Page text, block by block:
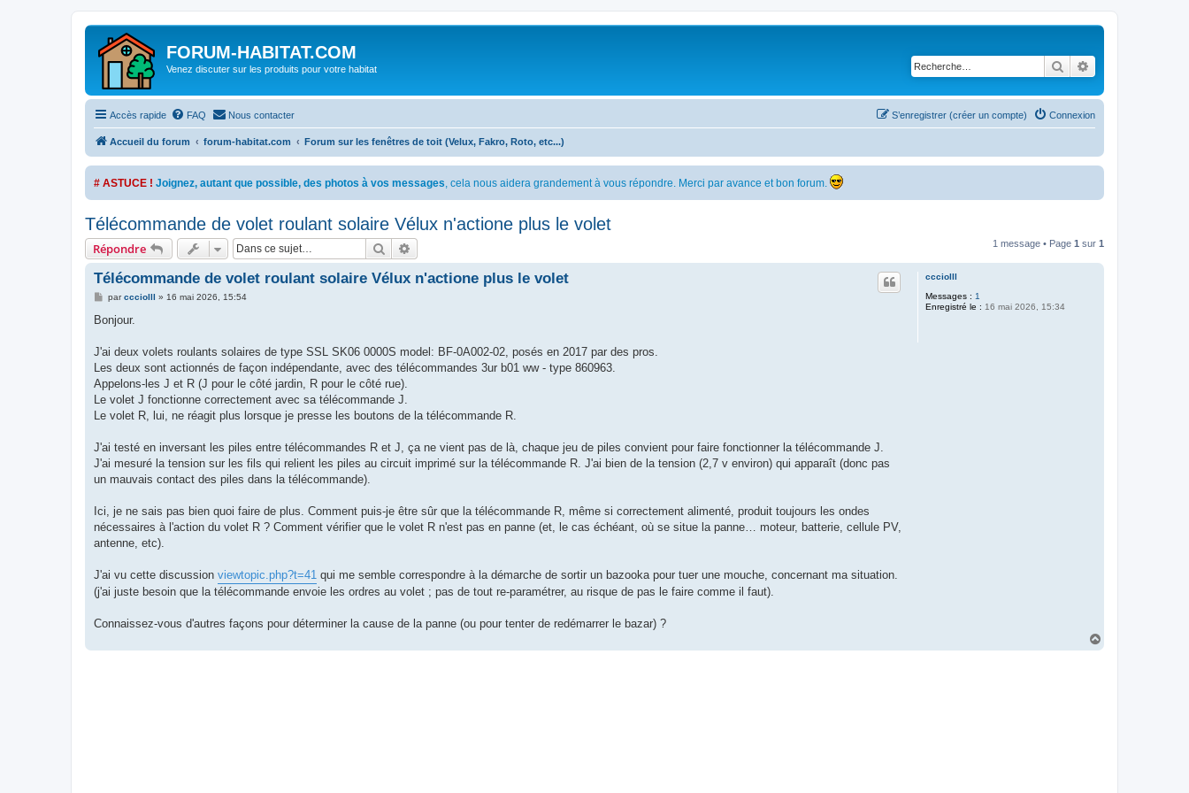
FORUM-HABITAT.COM
Venez discuter sur les produits pour votre habitat Rechercher
Accès rapide FAQ Nous contacter Connexion
S’enregistrer (créer un compte)
Accueil du forum forum-habitat.com Forum sur les fenêtres de toit (Velux, Fakro, Roto, etc...)
# ASTUCE ! Joignez, autant que possible, des photos à vos messages, cela nous aidera grandement à vous répondre. Merci par avance et bon forum.
Télécommande de volet roulant solaire Vélux n'actione plus le volet
Répondre Rechercher 1 message • Page 1 sur 1
ccciolll
Messages : 1
Enregistré le : 16 mai 2026, 15:34
Télécommande de volet roulant solaire Vélux n'actione plus le volet
M
s
g
parccciolll » 16 mai 2026, 15:54
Bonjour.
J'ai deux volets roulants solaires de type SSL SK06 0000S model: BF-0A002-02, posés en 2017 par des pros.
Les deux sont actionnés de façon indépendante, avec des télécommandes 3ur b01 ww - type 860963.
Appelons-les J et R (J pour le côté jardin, R pour le côté rue).
Le volet J fonctionne correctement avec sa télécommande J.
Le volet R, lui, ne réagit plus lorsque je presse les boutons de la télécommande R.
J'ai testé en inversant les piles entre télécommandes R et J, ça ne vient pas de là, chaque jeu de piles convient pour faire fonctionner la télécommande J.
J'ai mesuré la tension sur les fils qui relient les piles au circuit imprimé sur la télécommande R. J'ai bien de la tension (2,7 v environ) qui apparaît (donc pas
un mauvais contact des piles dans la télécommande).
Ici, je ne sais pas bien quoi faire de plus. Comment puis-je être sûr que la télécommande R, même si correctement alimenté, produit toujours les ondes
nécessaires à l'action du volet R ? Comment vérifier que le volet R n'est pas en panne (et, le cas échéant, où se situe la panne… moteur, batterie, cellule PV,
antenne, etc).
J'ai vu cette discussion viewtopic.php?t=41 qui me semble correspondre à la démarche de sortir un bazooka pour tuer une mouche, concernant ma situation.
(j'ai juste besoin que la télécommande envoie les ordres au volet ; pas de tout re-paramétrer, au risque de pas le faire comme il faut).
Connaissez-vous d'autres façons pour déterminer la cause de la panne (ou pour tenter de redémarrer le bazar) ?